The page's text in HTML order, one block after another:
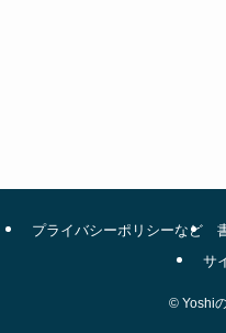
プライバシーポリシーなど
サ
©Yoshi